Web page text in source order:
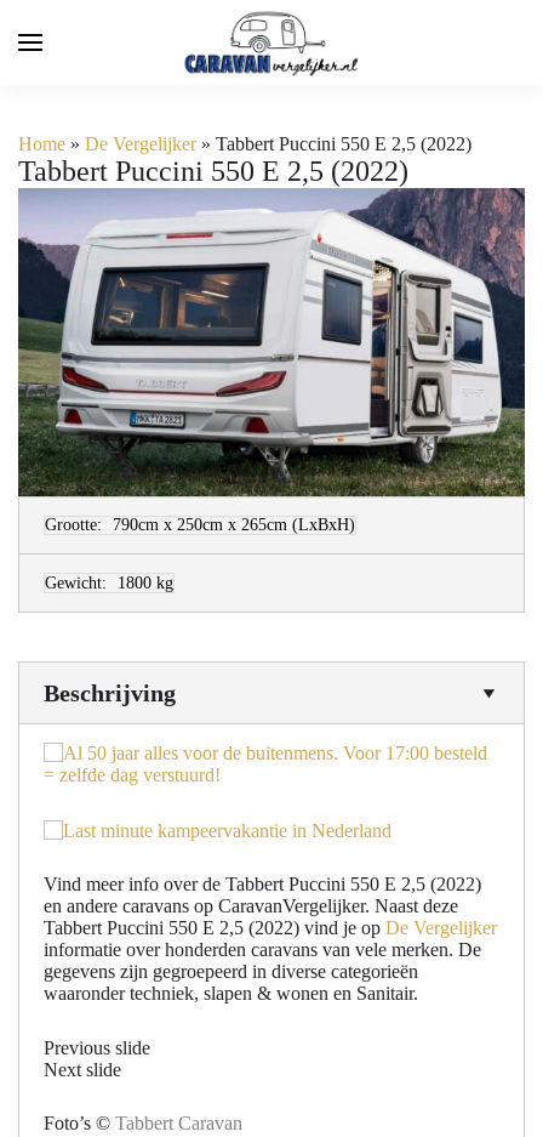
Home » De Vergelijker» Tabbert Puccini 550 E 2,5 (2022)
Tabbert Puccini 550 E 2,5 (2022)
Grootte: 790cm x 250cm x 265cm (LxBxH)
Gewicht: 1800 kg
Beschrijving
Vind meer info over de Tabbert Puccini 550 E 2,5 (2022)
en andere caravans op CaravanVergelijker. Naast deze
Tabbert Puccini 550 E 2,5 (2022) vind je op De Vergelijker
informatie over honderden caravans van vele merken. De
gegevens zijn gegroepeerd in diverse categorieën
waaronder techniek, slapen & wonen en Sanitair.
Previous slide
Next slide
Foto’s © Tabbert Caravan